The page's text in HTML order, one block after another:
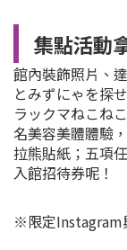
集點活動
館內裝飾照片、
とみずにゃを探
ラックマねこね
名美容美體體驗
拉熊貼紙；五項
入館招待券呢！
※限定Instagram